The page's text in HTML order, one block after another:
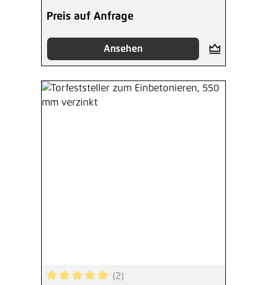
Preis auf Anfrage
Ansehen
(2)